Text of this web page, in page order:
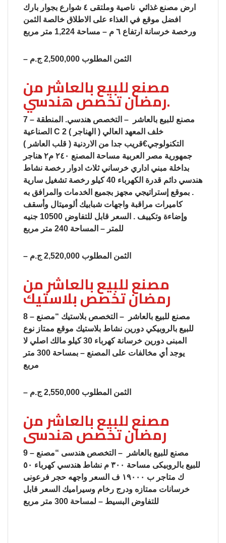
ارض مصنع غذائي ناصية وملتقى ٤ شوارع بجوار بارك
افضل موقع في الغذاء على الاطلاق خالصة الثمن
– الثمن المطلوب 2,500,000 ج.م
مصنع للبيع بالعاشر من
رمضان تخصص هندسي.
7 – مصنع للبيع بالعاشر – التخصص هندسي. المنطقة
الصناعية C 2 ( الهناجر ) خلف المعهد العالي
التكنولوجي€قريب جدا من الاردنية ( قلب العاشر )
جمهورية مصر العربية مساحة المصنع ٢٤٠ م٢ هناجر
بداخلة مبني اداري خرساني ثلاث ادوار رخصة نشاط
هندسي دائم قدرة الكهرباء 40 كيلو رخصة تشغيل سارية
. بموقع إستراتيجي مجهز بجميع الخدمات والمرافق به
كاميرات مراقبة واجهات شبابيك ألوميتال وأسقف
وإضاءة وتكييف . السعر قابل للتفاوض 10500 جنيه
– الثمن المطلوب 2,520,000 ج.م
مصنع للبيع بالعاشر من
رمضان تخصص بلاستيك
8 – مصنع للبيع بالعاشر – التخصص بلاستيك “مصنع
للبيع بالروبيكي دورين نشاط بلاستيك موقع ممتاز نوع
المبنى دورين خرسانة كهرباء 30 كيلو مالك اصلي لا
يوجد أي مخالفات على المصنع – بمساحة 300 متر
– الثمن المطلوب 2,550,000 ج.م
مصنع للبيع بالعاشر من
رمضان تخصص هندسى
9 – مصنع للبيع بالعاشر – التخصص هندسى “مصنع
للبيع بالروبيكى مساحة ٣٠٠ م نشاط هندسي كهرباء ٥٠
ك متاجر ب ١٩٠٠٠ ف السعر واجهه حجر فرعونى
خرسانات ممتازه ودرج رخام وسيراميك السعر قابل